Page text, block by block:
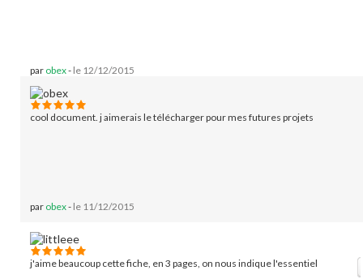
par obex- le 12/12/2015
cool document. j aimerais le télécharger pour mes futures projets
par obex- le 11/12/2015
j'aime beaucoup cette fiche, en 3 pages, on nous indique l'essentiel